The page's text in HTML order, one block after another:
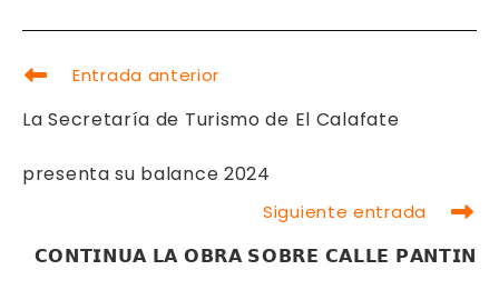
LEER
ARTÍCULOS
Entrada anterior
La Secretaría de Turismo de El Calafate
presenta su balance 2024
Siguiente entrada
𝗖𝗢𝗡𝗧𝗜𝗡𝗨𝗔 𝗟𝗔 𝗢𝗕𝗥𝗔 𝗦𝗢𝗕𝗥𝗘 𝗖𝗔𝗟𝗟𝗘 𝗣𝗔𝗡𝗧𝗜𝗡